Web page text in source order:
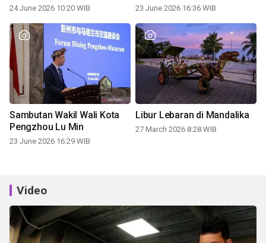
24 June 2026 10:20 WIB 23 June 2026 16:36 WIB
Sambutan Wakil Wali Kota
Pengzhou Lu Min
23 June 2026 16:29 WIB
Libur Lebaran di Mandalika
27 March 2026 8:28 WIB
Video